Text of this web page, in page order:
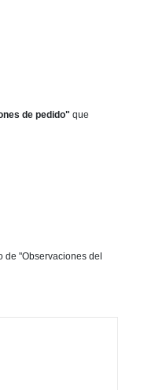
de pedido"que
de "Observaciones del